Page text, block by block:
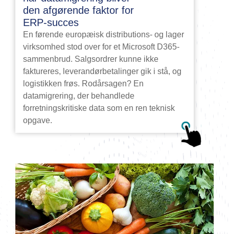
den afgørende faktor for
ERP-succes
En førende europæisk distributions- og lager
virksomhed stod over for et Microsoft D365-
sammenbrud. Salgsordrer kunne ikke
faktureres, leverandørbetalinger gik i stå, og
logistikken frøs. Rodårsagen? En
datamigrering, der behandlede
forretningskritiske data som en ren teknisk
opgave.